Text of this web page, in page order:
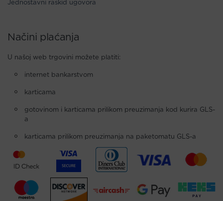
Jednostavni raskid ugovora
Načini plaćanja
U našoj web trgovini možete platiti:
internet bankarstvom
karticama
gotovinom i karticama prilikom preuzimanja kod kurira GLS-
a
karticama prilikom preuzimanja na paketomatu GLS-a